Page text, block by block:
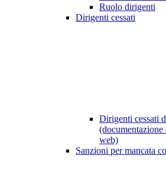
Ruolo dirigenti
Dirigenti cessati
Dirigenti cessati
web)
Sanzioni per mancata